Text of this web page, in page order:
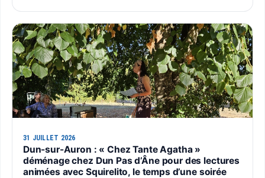
31 JUILLET 2026
Dun-sur-Auron : « Chez Tante Agatha »
déménage chez Dun Pas d’Âne pour des lectures
animées avec Squirelito, le temps d’une soirée